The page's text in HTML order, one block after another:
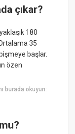
çıkar?
180
Ortalama 35
başlar.
özen
burada okuyun: